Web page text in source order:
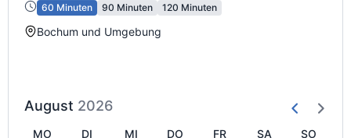
60 Minuten 90 Minuten 120 Minuten
Bochum und Umgebung
August 2026
MO DI MI DO FR SA SO